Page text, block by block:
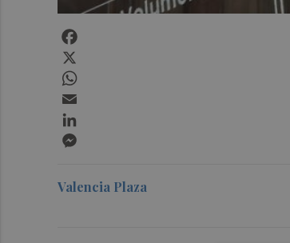
Valencia Plaza